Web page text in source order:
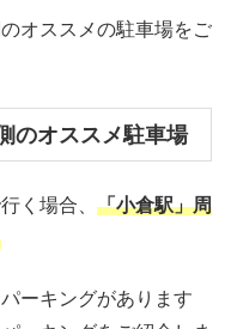
オススメの駐車場をご
のオススメ駐車場
く場合、 「小倉駅」周
ーキングがあります